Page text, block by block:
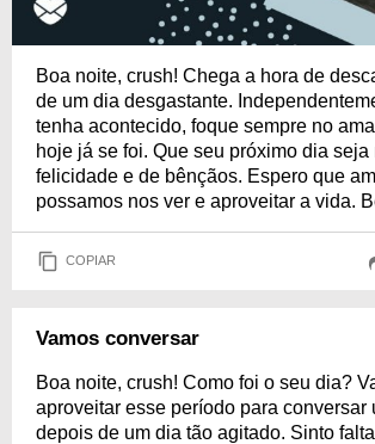
Boa noite, crush! Chega a hora de
de um dia desgastante.
tenha acontecido, foque sempre no
hoje já se foi. Que seu próximo dia seja
felicidade e de bênçãos. Espero que
possamos nos ver e aproveitar a vida.
COPIAR
Vamos conversar
Boa noite, crush! Como foi o seu dia?
aproveitar esse período para conversar
depois de um dia tão agitado. Sinto